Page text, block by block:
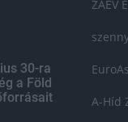
30-ra
a Föld
ZÁÉV
A-Híd